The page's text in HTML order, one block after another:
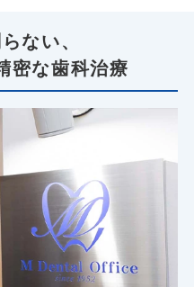
ない、
密な歯科治療